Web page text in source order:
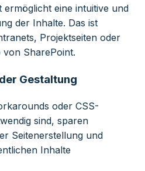
ermöglicht eine intuitive und
der Inhalte. Das ist
Projektseiten oder
von SharePoint.
Gestaltung
oder CSS-
sind, sparen
Seitenerstellung und
Inhalte